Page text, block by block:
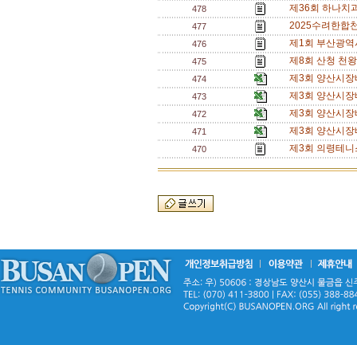
478 제36회 하나치
477 2025수려한합
476 제1회 부산광
475 제8회 산청 천
474 제3회 양산시
473 제3회 양산시
472 제3회 양산시
471 제3회 양산시
470 제3회 의령테